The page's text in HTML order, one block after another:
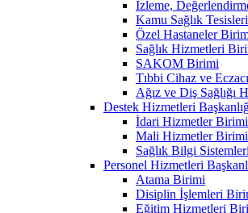
İzleme,
Kamu Sağlık
Özel Hastaneler
Sağlık Hizmetleri
SAKOM Birimi
Tıbbi Cihaz ve
Ağız ve Diş Sağlığı
Destek Hizmetleri
İdari Hizmetler Birimi
Mali Hizmetler Birimi
Sağlık Bilgi
Personel Hizmetleri
Atama Birimi
Disiplin İşlemleri
Eğitim Hizmetleri